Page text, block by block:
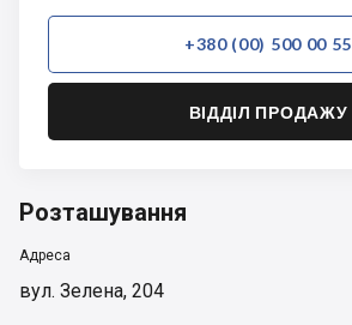
+380 (00) 500 00 55
ВІДДІЛ ПРОДАЖУ
Розташування
Адреса
вул. Зелена, 204